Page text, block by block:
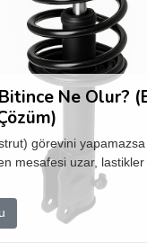
Ne Olur?
görevini yapamazsa
mesafesi uzar, lastikler